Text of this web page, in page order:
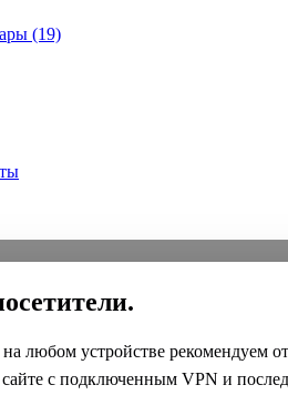
(19)
любом устройстве рекомендуем
с подключенным VPN и